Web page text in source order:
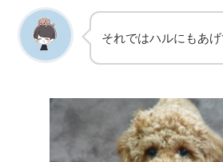
それではハルにもあ